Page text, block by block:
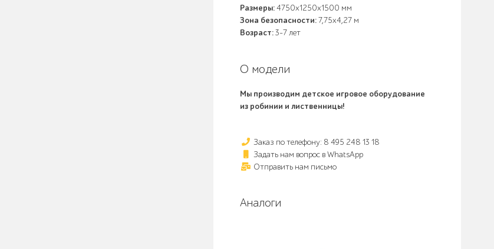
Размеры:4750x1250x1500 мм
Зона безопасности:7,75х4,27 м
Возраст:3-7 лет
О модели
Мы производим детское игровое оборудование
из робинии и лиственницы!
Заказ по телефону: 8 495 248 13 18
Задать нам вопрос в WhatsApp
Отправить нам письмо
Аналоги